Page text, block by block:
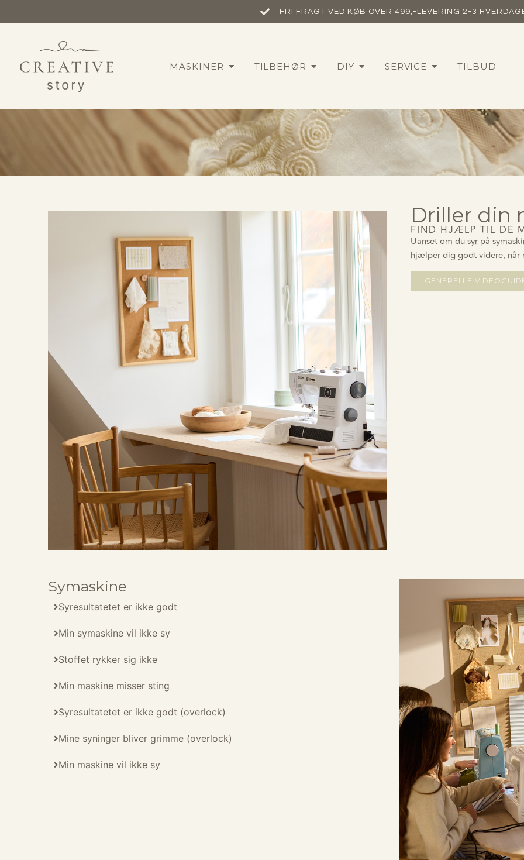
FRI FRAGT VED KØB OVER 499,-​ LEVERING 2-3
MASKINER TILBEHØR DIY SERVICE TILBUD
Driller din
FIND HJÆLP TIL DE
Uanset om du syr på
hjælper dig godt videre, når
GENERELLE
Symaskine
Syresultatetet er ikke godt
Min symaskine vil ikke sy
Stoffet rykker sig ikke
Min maskine misser sting
Syresultatetet er ikke godt (overlock)
Mine syninger bliver grimme (overlock)
Min maskine vil ikke sy